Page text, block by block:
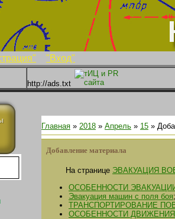
"Вход"
http://ads.txt
Главная » 2018 » Апрель » 15 »
Добавление материала
На странице ЭВАКУАЦИЯ
ОСОБЕННОСТИ
Эвакуация машин с поля боя;
ТРАНСПОРТИРОВАНИЕ
ОСОБЕННОСТИ